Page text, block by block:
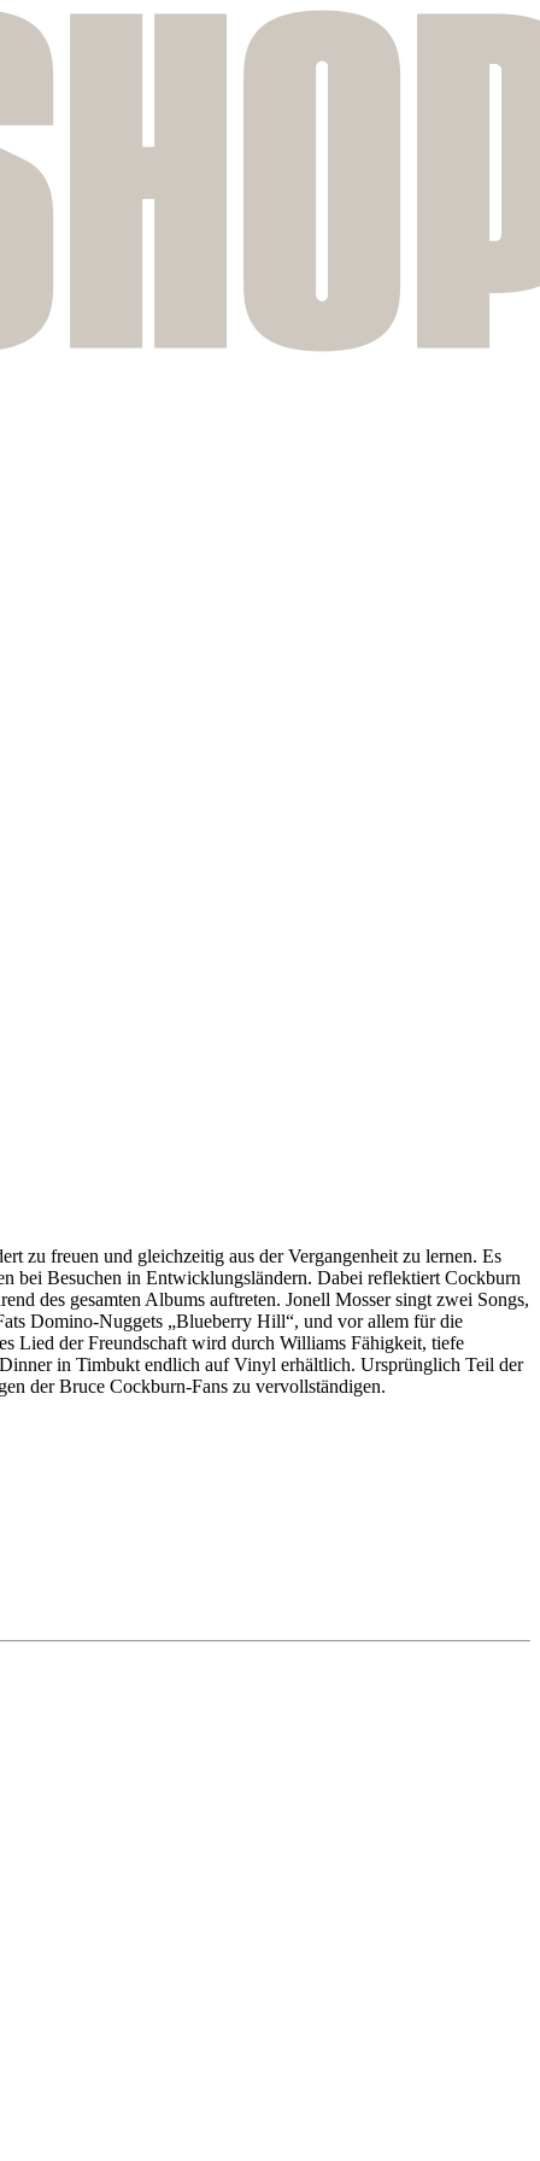
zu freuen und gleichzeitig aus der Vergangenheit zu lernen. Es
bei Besuchen in Entwicklungsländern. Dabei reflektiert Cockburn
des gesamten Albums auftreten. Jonell Mosser singt zwei Songs,
Domino-Nuggets „Blueberry Hill“, und vor allem für die
Lied der Freundschaft wird durch Williams Fähigkeit, tiefe
in Timbukt endlich auf Vinyl erhältlich. Ursprünglich Teil der
der Bruce Cockburn-Fans zu vervollständigen.